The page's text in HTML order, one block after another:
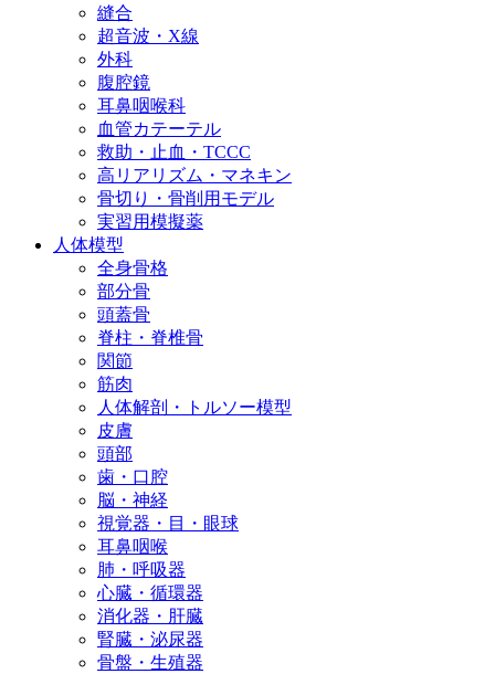
縫合
超音波・X線
外科
腹腔鏡
耳鼻咽喉科
血管カテーテル
救助・止血・TCCC
高リアリズム・マネキン
骨切り・骨削用モデル
実習用模擬薬
人体模型
全身骨格
部分骨
頭蓋骨
脊柱・脊椎骨
関節
筋肉
人体解剖・トルソー模型
皮膚
頭部
歯・口腔
脳・神経
視覚器・目・眼球
耳鼻咽喉
肺・呼吸器
心臓・循環器
消化器・肝臓
腎臓・泌尿器
骨盤・生殖器